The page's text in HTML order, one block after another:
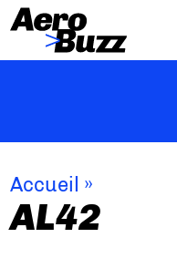
Accueil »
AL42